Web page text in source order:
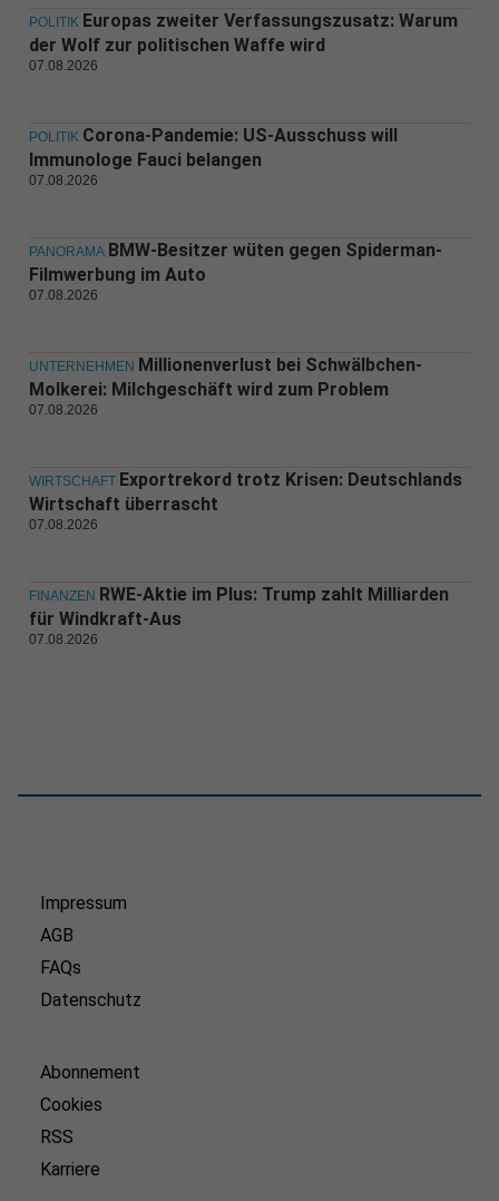
POLITIK Europas zweiter Verfassungszusatz: Warum
der Wolf zur politischen Waffe wird
07.08.2026
POLITIK Corona-Pandemie: US-Ausschuss will
Immunologe Fauci belangen
07.08.2026
PANORAMA BMW-Besitzer wüten gegen Spiderman-
Filmwerbung im Auto
07.08.2026
UNTERNEHMEN Millionenverlust bei Schwälbchen-
Molkerei: Milchgeschäft wird zum Problem
07.08.2026
WIRTSCHAFT Exportrekord trotz Krisen: Deutschlands
Wirtschaft überrascht
07.08.2026
FINANZEN RWE-Aktie im Plus: Trump zahlt Milliarden
für Windkraft-Aus
07.08.2026
Impressum
AGB
FAQs
Datenschutz
Abonnement
Cookies
RSS
Karriere